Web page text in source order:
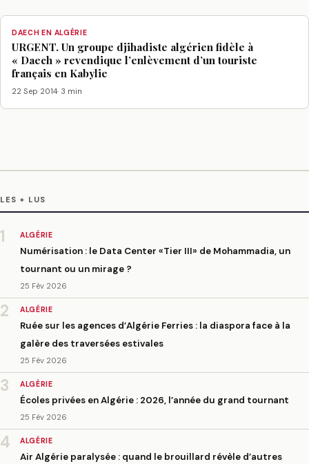
DAECH EN ALGÉRIE
URGENT. Un groupe djihadiste algérien fidèle à
« Daech » revendique l’enlèvement d’un touriste
français en Kabylie
22 Sep 2014· 3 min
LES + LUS
1 ALGÉRIE
Numérisation : le Data Center «Tier III» de Mohammadia, un
tournant ou un mirage ?
25 Fév 2026
2 ALGÉRIE
Ruée sur les agences d’Algérie Ferries : la diaspora face à la
galère des traversées estivales
25 Fév 2026
3 ALGÉRIE
Écoles privées en Algérie : 2026, l’année du grand tournant
25 Fév 2026
4 ALGÉRIE
Air Algérie paralysée : quand le brouillard révèle d’autres